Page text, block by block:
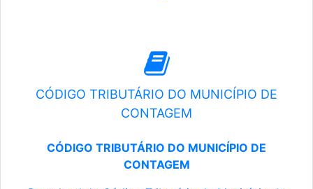
CÓDIGO TRIBUTÁRIO DO MUNICÍPIO DE
CONTAGEM
CÓDIGO TRIBUTÁRIO DO MUNICÍPIO DE
CONTAGEM